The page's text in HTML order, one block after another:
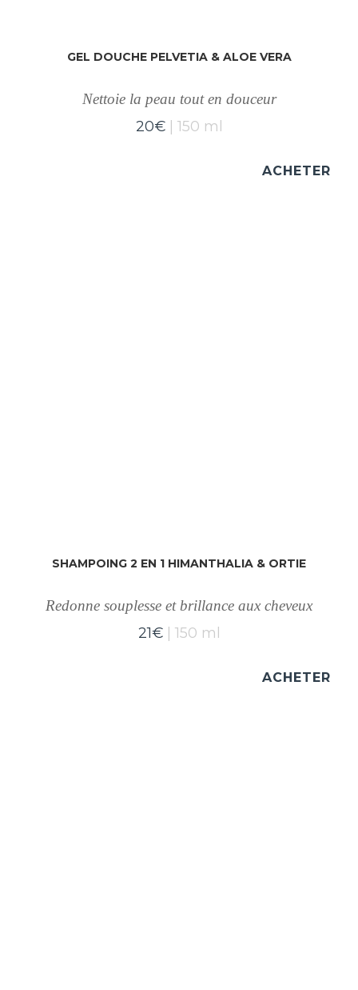
GEL DOUCHE PELVETIA & ALOE VERA
Nettoie la peau tout en douceur
20€ 150 ml
ACHETER
SHAMPOING 2 EN 1 HIMANTHALIA & ORTIE
Redonne souplesse et brillance aux cheveux
21€ 150 ml
ACHETER